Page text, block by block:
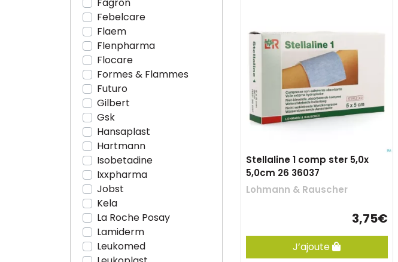
Febelcare
Flaem
Flenpharma
Flocare
Formes & Flammes
Futuro
Gilbert
Gsk
Hansaplast
Hartmann
Isobetadine
Ixxpharma
Jobst
Kela
La Roche Posay
Lamiderm
Leukomed
Stellaline 1 comp ster 5,0x
5,0cm 26 36037
Lohmann & Rauscher
3,75€
J’ajoute